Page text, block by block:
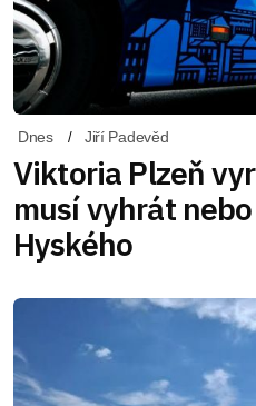
Dnes Jiří Padevěd
Viktoria Plzeň
musí vyhrát
Hyského